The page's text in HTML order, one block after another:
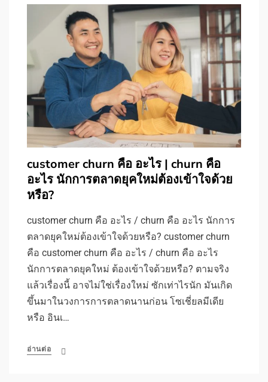
customer churn คือ อะไร | churn คือ
อะไร นักการตลาดยุคใหม่ต้องเข้าใจด้วย
หรือ?
customer churn คือ อะไร / churn คือ อะไร นักการ
ตลาดยุคใหม่ต้องเข้าใจด้วยหรือ? customer churn
คือ customer churn คือ อะไร / churn คือ อะไร
นักการตลาดยุคใหม่ ต้องเข้าใจด้วยหรือ? ตามจริง
แล้วเรื่องนี้ อาจไม่ใช่เรื่องใหม่ ซักเท่าไรนัก มันเกิด
ขึ้นมาในวงการการตลาดนานก่อน โซเชี่ยลมีเดีย
หรือ อินเ…
อ่านต่อ